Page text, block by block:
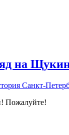
на
Санкт-
Пожалуйте!